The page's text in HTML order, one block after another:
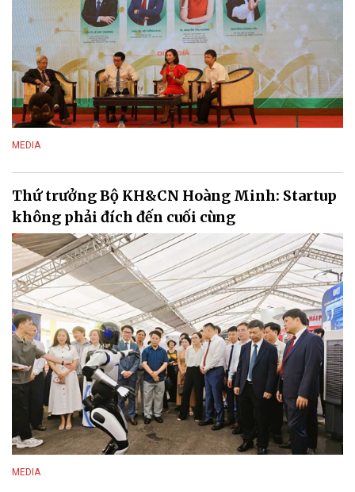
MEDIA
Thứ trưởng Bộ KH&CN Hoàng Minh: Startup
không phải đích đến cuối cùng
MEDIA